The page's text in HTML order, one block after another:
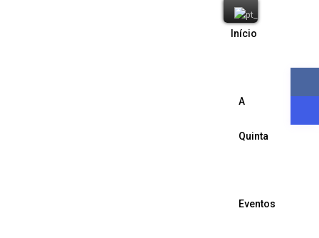
Início
A
Quinta
Eventos